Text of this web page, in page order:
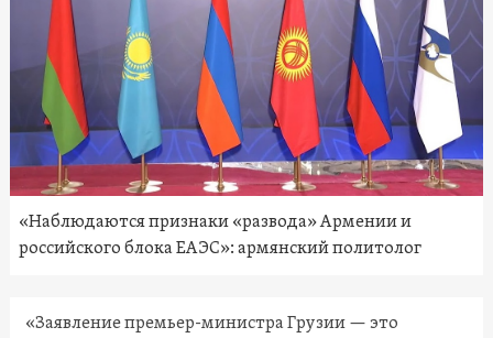
«Наблюдаются признаки «развода» Армении и
российского блока ЕАЭС»: армянский политолог
«Заявление премьер-министра Грузии — это